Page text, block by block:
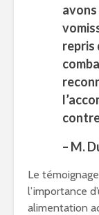
repris
– M.
Le
l’importance
alimentation